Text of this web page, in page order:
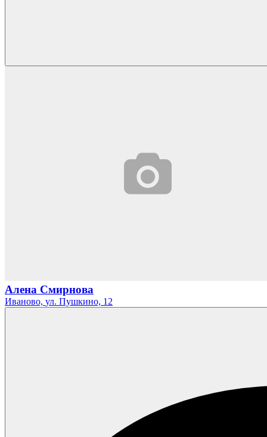
Алена Смирнова
Иваново, ул. Пушкино, 12